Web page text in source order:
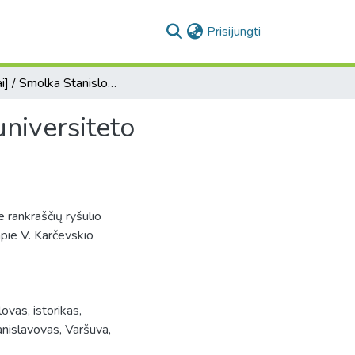
Prisijungti
[Laiškai] / Smolka Stanislovas, istorikas, Krokuvos universiteto profesorius - Tadui Vrublevskiui.
rankraščių ryšulio
V. Karčevskio
istorikas,
Varšuva,